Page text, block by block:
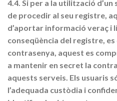
4.4. Si per a la utilització d’un
de procedir al seu registre,
d’aportar informació veraç i
conseqüència del registre, es
contrasenya, aquest es
a mantenir en secret la
aquests serveis. Els usuaris
l’adequada custòdia i